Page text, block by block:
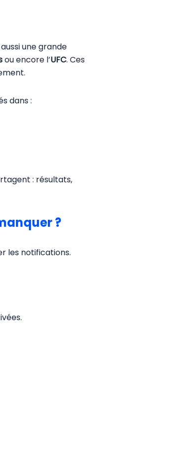
une grande
ou encore l’UFC. Ces
dans :
: résultats,
?
les notifications.